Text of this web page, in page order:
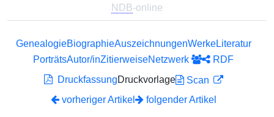
NDB-online
GenealogieBiographieAuszeichnungenWerkeLiteratur
PorträtsAutor/inZitierweiseNetzwerk
RDF
DruckfassungDruckvorlage
Scan
vorheriger Artikel
folgender Artikel